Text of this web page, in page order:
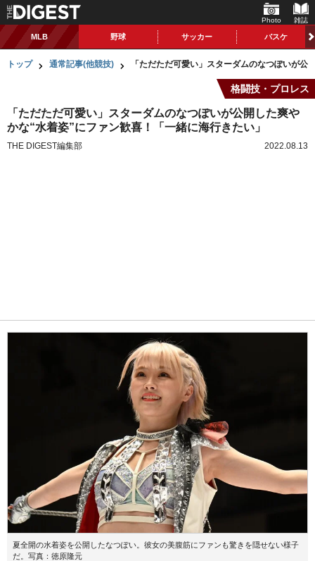
Photo 雑誌
MLB 野球 サッカー バスケ
トップ 通常記事(他競技) 「ただただ可愛い」スターダムのなつぽいが
格闘技・プロレス
「ただただ可愛い」スターダムのなつぽいが公開した爽や
かな“水着姿”にファン歓喜！「一緒に海行きたい」
THE DIGEST編集部 2022.08.13
夏全開の水着姿を公開したなつぽい。彼女の美腹筋にファンも驚きを隠せない様子
だ。写真：徳原隆元